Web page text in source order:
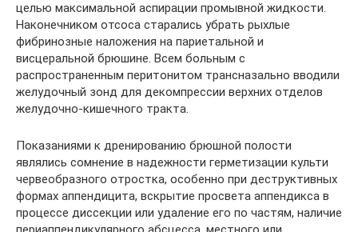
целью максимальной аспирации промывной жидкости.
Наконечником отсоса старались убрать рыхлые
фибринозные наложения на париетальной и
висцеральной брюшине. Всем больным с
распространенным перитонитом трансназально вводили
желудочный зонд для декомпрессии верхних отделов
желудочно-кишечного тракта.
Показаниями к дренированию брюшной полости
являлись сомнение в надежности герметизации культи
червеобразного отростка, особенно при деструктивных
формах аппендицита, вскрытие просвета аппендикса в
процессе диссекции или удаление его по частям, наличие